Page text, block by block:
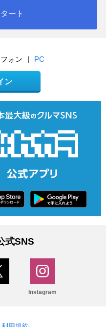
ート
ォン PC
ン
式SNS
Instagram